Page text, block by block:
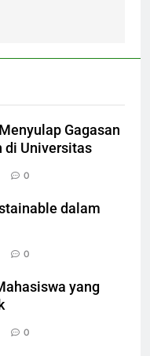
Gagasan
di Universitas
0
dalam
0
yang
0